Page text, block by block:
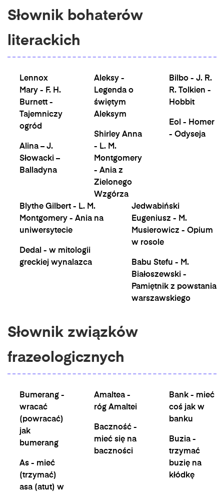
Słownik bohaterów
literackich
Lennox
Mary - F. H.
Burnett -
Tajemniczy
ogród
Alina – J.
Słowacki –
Balladyna
Aleksy -
Legenda o
świętym
Aleksym
Shirley Anna
- L. M.
Montgomery
- Ania z
Zielonego
Wzgórza
Bilbo - J. R.
R. Tolkien -
Hobbit
Eol - Homer
- Odyseja
Blythe Gilbert - L. M.
Montgomery - Ania na
uniwersytecie
Dedal - w mitologii
greckiej wynalazca
Jedwabiński
Eugeniusz - M.
Musierowicz - Opium
w rosole
Babu Stefu - M.
Białoszewski -
Pamiętnik z powstania
warszawskiego
Słownik związków
frazeologicznych
Bumerang -
wracać
(powracać)
jak
bumerang
As - mieć
(trzymać)
asa (atut) w
Amaltea -
róg Amaltei
Baczność -
mieć się na
baczności
Bank - mieć
coś jak w
banku
Buzia -
trzymać
buzię na
kłódkę